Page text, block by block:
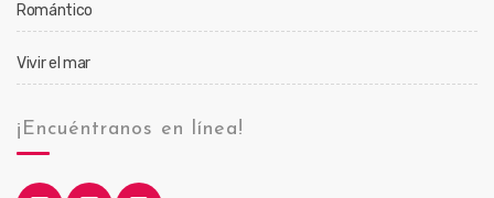
Romántico
Vivir el mar
¡Encuéntranos en línea!